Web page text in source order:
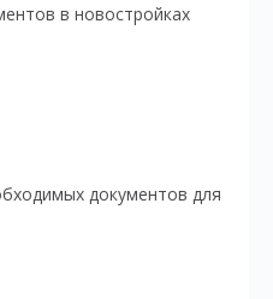
в новостройках
документов для